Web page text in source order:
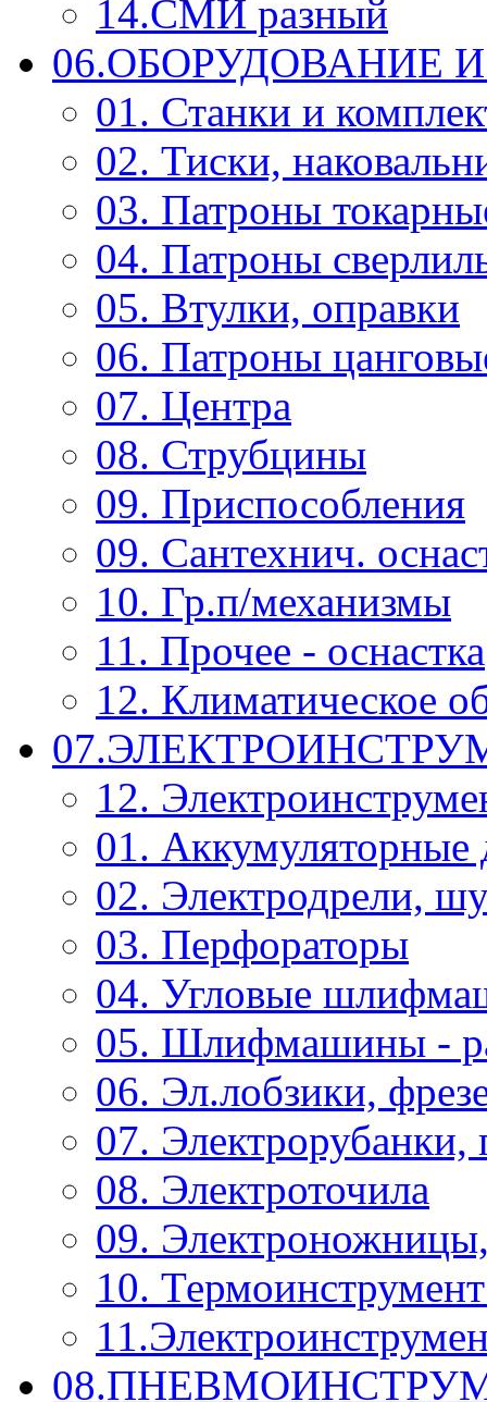
14.СМИ разный
06.ОБОРУДОВАНИЕ
01. Станки и
02. Тиски,
03. Патроны
04. Патроны
05. Втулки, оправки
06. Патроны
07. Центра
08. Струбцины
09. Приспособления
09. Сантехнич.
10. Гр.п/механизмы
11. Прочее - оснастка
12. Климатическое
12.
01. Аккумуляторные
02. Электродрели,
03. Перфораторы
04. Угловые
05. Шлифмашины -
06. Эл.лобзики,
07. Электрорубанки,
08. Электроточила
09.
10.